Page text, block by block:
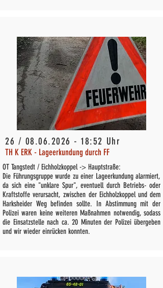
26 / 08.06.2026 - 18:52 Uhr
TH K ERK - Lageerkundung durch FF
OT Tangstedt / Eichholzkoppel -> Hauptstraße:
Die Führungsgruppe wurde zu einer Lageerkundung alarmiert,
da sich eine "unklare Spur", eventuell durch Betriebs- oder
Kraftstoffe verursacht, zwischen der Eichholzkoppel und dem
Harksheider Weg befinden sollte. In Abstimmung mit der
Polizei waren keine weiteren Maßnahmen notwendig, sodass
die Einsatzstelle nach ca. 20 Minuten der Polizei übergeben
und wir wieder einrücken konnten.